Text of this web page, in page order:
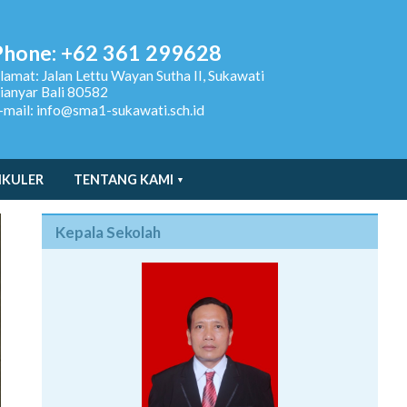
+62 361 299628
Jalan Lettu Wayan Sutha II, Sukawati
Bali 80582
mail: info@sma1-sukawati.sch.id
TENTANG KAMI
Kepala Sekolah